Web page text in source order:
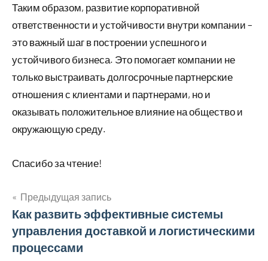
Таким образом, развитие корпоративной
ответственности и устойчивости внутри компании –
это важный шаг в построении успешного и
устойчивого бизнеса. Это помогает компании не
только выстраивать долгосрочные партнерские
отношения с клиентами и партнерами, но и
оказывать положительное влияние на общество и
окружающую среду.
Спасибо за чтение!
Навигация
по
Предыдущая запись
Как развить эффективные системы
управления доставкой и логистическими
процессами